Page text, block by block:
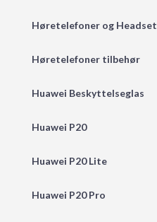
Høretelefoner og Headset
Høretelefoner tilbehør
Huawei Beskyttelseglas
Huawei P20
Huawei P20 Lite
Huawei P20 Pro